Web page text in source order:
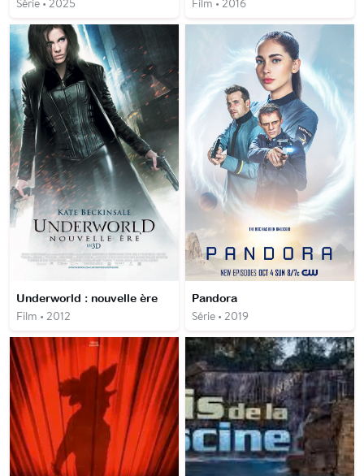
Série • 2025 Film • 2016
Underworld : nouvelle ère
Film • 2012
Pandora
Série • 2019